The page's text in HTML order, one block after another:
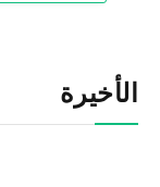
الأخيرة